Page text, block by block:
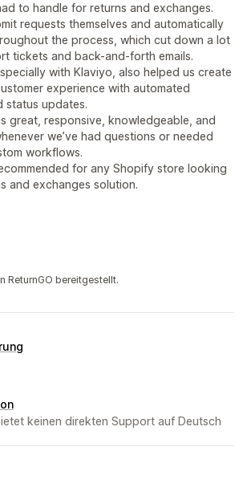
to handle for returns and exchanges.
requests themselves and automatically
the process, which cut down a lot
tickets and back-and-forth emails.
with Klaviyo, also helped us create
experience with automated
status updates.
great, responsive, knowledgeable, and
we’ve had questions or needed
workflows.
for any Shopify store looking
and exchanges solution.
ReturnGO bereitgestellt.
keinen direkten Support auf Deutsch